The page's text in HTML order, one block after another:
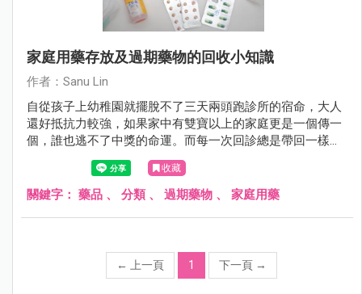
家庭用藥存放及過期藥物的回收小知識
作者：Sanu Lin
自從孩子上幼稚園就擺脫不了三天兩頭跑診所的宿命，大人
還好抵抗力較強，如果家中有雙寶以上的家庭更是一個傳一
個，誰也逃不了中獎的命運。而每一次回診總是帶回一樣的
感冒糖漿、藥膏、藥水或塞劑， 日積月累下，家中就這麼不
知不覺存放了好多好多藥罐子，每個媽媽總有這麼疑惑過 :
「這些開封後的藥物可以保存多久才是安全?」 「開封過的
收藏
關鍵字： 藥品 、 分類 、 過期藥物 、 家庭用藥
← 上一頁 1 下一頁 →